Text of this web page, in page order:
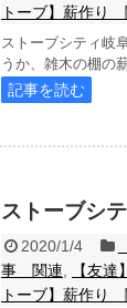
トーブ】薪作り
ストーブシティ岐
うか、雑木の棚の
記事を読む
ストーブシ
2020/1/4
事 関連
【友
トーブ】薪作り